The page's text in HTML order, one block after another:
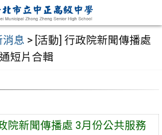
消息 > [活動] 行政院新聞傳播處
短片合輯
院新聞傳播處 3月份公共服務